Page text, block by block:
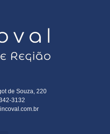
de Souza, 220
3132